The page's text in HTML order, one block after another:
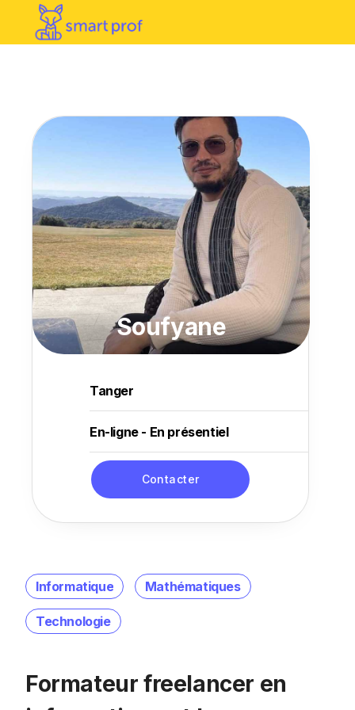
Informatique Mathématiques
Technologie
Formateur freelancer en
Soufyane
Tanger
En-ligne - En présentiel
Contacter